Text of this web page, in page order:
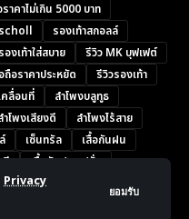
Privacy
ยอมรับ
าคาไม่เกิน 5000 บาท
scholl
รองเท้าสกอลล์
รองเท้าใส่สบาย
รีวิว MK บุฟเฟต์
ถือราคาประหยัด
รีวิวรองเท้า
คลื่อนที่
ลำโพงบลูทูธ
ำโพงเสียงดี
ลำโพงไร้สาย
เซ็นทรัล
เสื้อกันฝน
ดี
เสื้อกันฝนแฟชั่น
ลื่อนที่
แอร์เคลื่อนที่ ยี่ห้อไหนดี